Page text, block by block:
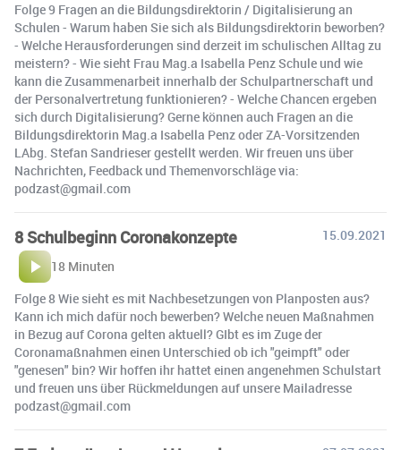
Folge 9 Fragen an die Bildungsdirektorin / Digitalisierung an
Schulen - Warum haben Sie sich als Bildungsdirektorin beworben?
- Welche Herausforderungen sind derzeit im schulischen Alltag zu
meistern? - Wie sieht Frau Mag.a Isabella Penz Schule und wie
kann die Zusammenarbeit innerhalb der Schulpartnerschaft und
der Personalvertretung funktionieren? - Welche Chancen ergeben
sich durch Digitalisierung? Gerne können auch Fragen an die
Bildungsdirektorin Mag.a Isabella Penz oder ZA-Vorsitzenden
LAbg. Stefan Sandrieser gestellt werden. Wir freuen uns über
Nachrichten, Feedback und Themenvorschläge via:
podzast@gmail.com
8 Schulbeginn Coronakonzepte
15.09.2021
18 Minuten
Folge 8 Wie sieht es mit Nachbesetzungen von Planposten aus?
Kann ich mich dafür noch bewerben? Welche neuen Maßnahmen
in Bezug auf Corona gelten aktuell? GIbt es im Zuge der
Coronamaßnahmen einen Unterschied ob ich "geimpft" oder
"genesen" bin? Wir hoffen ihr hattet einen angenehmen Schulstart
und freuen uns über Rückmeldungen auf unsere Mailadresse
podzast@gmail.com